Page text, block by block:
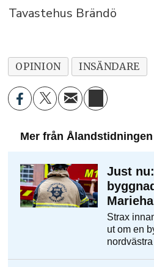
Tavastehus Brändö
OPINION INSÄNDARE